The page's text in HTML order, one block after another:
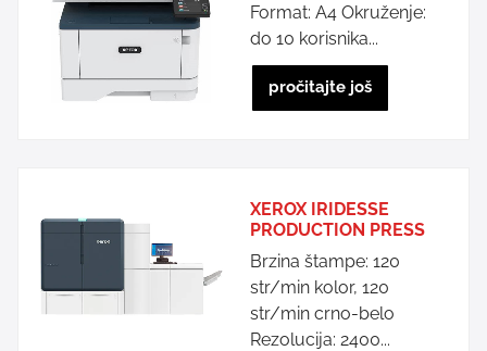
Format: A4 Okruženje:
do 10 korisnika...
pročitajte još
XEROX IRIDESSE
PRODUCTION PRESS
Brzina štampe: 120
str/min kolor, 120
str/min crno-belo
Rezolucija: 2400...